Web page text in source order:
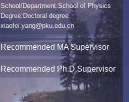
School/Department:School of Physics
Degree:Doctoral degree
xiaofei.yang@pku.edu.cn
Recommended MA Supervisor
Recommended Ph.D.Supervisor